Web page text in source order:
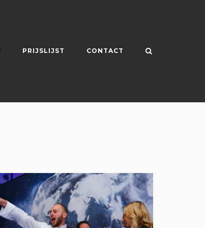
PRIJSLIJST CONTACT